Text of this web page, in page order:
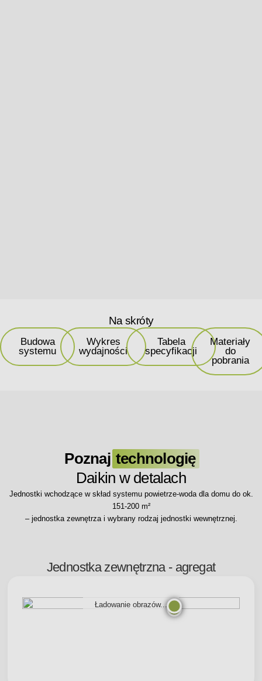
Na skróty
Budowa
systemu
Wykres
wydajności
Tabela
specyfikacji
Materiały
do
pobrania
Poznaj technologię
Daikin w detalach
Jednostki wchodzące w skład systemu powietrze-woda dla domu do ok.
151-200 m²
– jednostka zewnętrza i wybrany rodzaj jednostki wewnętrznej.
Jednostka zewnętrzna - agregat
Ładowanie obrazów...